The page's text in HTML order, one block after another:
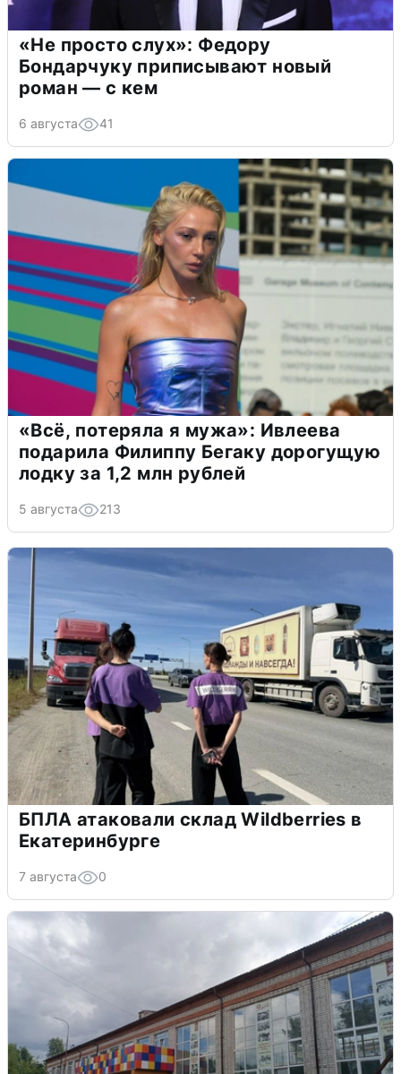
«Не просто слух»: Федору
Бондарчуку приписывают новый
роман — с кем
6 августа 41
«Всё, потеряла я мужа»: Ивлеева
подарила Филиппу Бегаку дорогущую
лодку за 1,2 млн рублей
5 августа 213
БПЛА атаковали склад Wildberries в
Екатеринбурге
7 августа 0